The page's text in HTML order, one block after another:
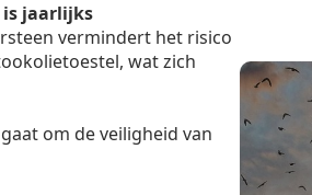
is jaarlijks
vermindert het risico
wat zich
om de veiligheid van